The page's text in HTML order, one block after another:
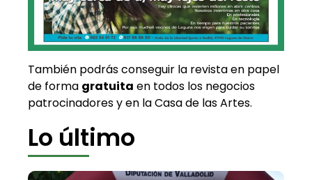
También podrás conseguir la revista en papel
de forma gratuita en todos los negocios
patrocinadores y en la Casa de las Artes.
Lo último